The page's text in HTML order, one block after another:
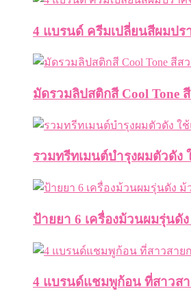
4 แบรนด์ ครีมเปลี่ยนสีผมปร
มัดรวมลิปสติกสี Cool Tone
รวมทรีทเมนต์บำรุงผมตัวดัง
ป้ายยา 6 เครื่องม้วนผมรุ่นดั
4 แบรนด์แชมพูก้อน ที่สาวส